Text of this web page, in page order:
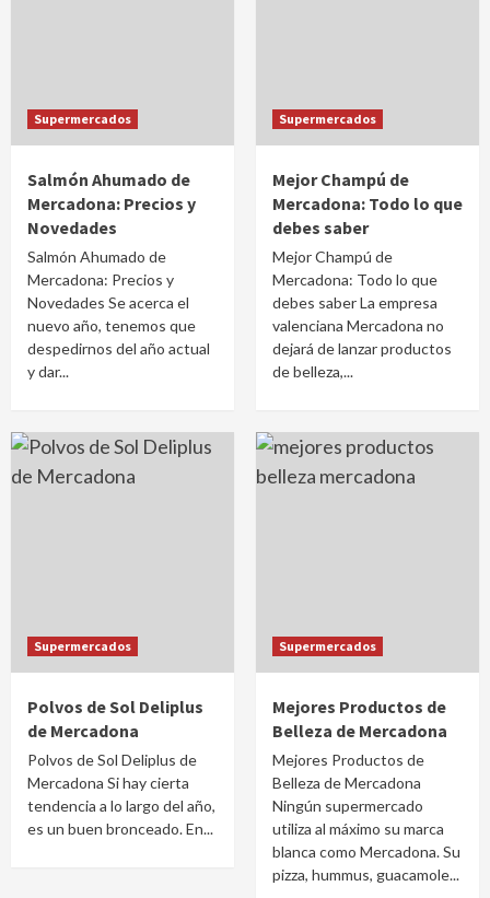
Supermercados
Salmón Ahumado de
Mercadona: Precios y
Novedades
Salmón Ahumado de
Mercadona: Precios y
Novedades Se acerca el
nuevo año, tenemos que
despedirnos del año actual
y dar...
Supermercados
Mejor Champú de
Mercadona: Todo lo que
debes saber
Mejor Champú de
Mercadona: Todo lo que
debes saber La empresa
valenciana Mercadona no
dejará de lanzar productos
de belleza,...
Supermercados
Polvos de Sol Deliplus
de Mercadona
Polvos de Sol Deliplus de
Mercadona Si hay cierta
tendencia a lo largo del año,
es un buen bronceado. En...
Supermercados
Mejores Productos de
Belleza de Mercadona
Mejores Productos de
Belleza de Mercadona
Ningún supermercado
utiliza al máximo su marca
blanca como Mercadona. Su
pizza, hummus, guacamole...